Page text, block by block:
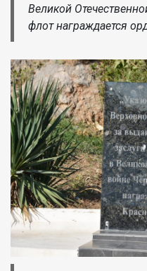
Великой
флот награждается